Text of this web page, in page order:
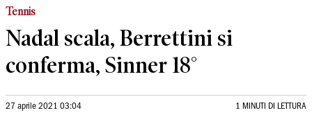
Tennis
Nadal scala, Berrettini si
conferma, Sinner 18°
27 aprile 2021 03:04 1 MINUTI DI LETTURA